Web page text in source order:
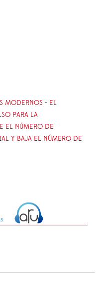
MODERNOS - EL
PARA LA
EL NÚMERO DE
Y BAJA EL NÚMERO DE